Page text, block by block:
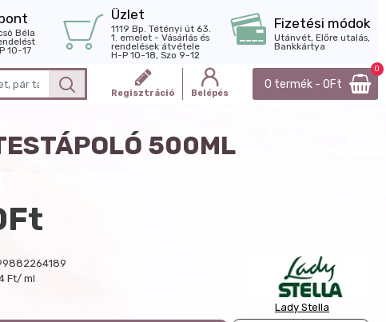
Béla
10-17
Üzlet
1119 Bp. Tétényi út 63.
1. emelet - Vásárlás és
rendelések átvétele
H-P 10-18, Szo 9-12
Fizetési módok
Utánvét, Előre utalás,
Bankkártya
Regisztráció Belépés
0 termék - 0Ft
0
500ML
Ft/ ml
Lady Stella